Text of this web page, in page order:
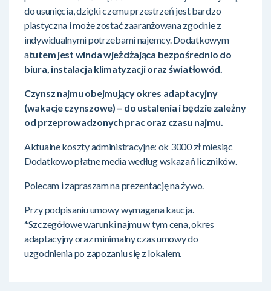
do usunięcia, dzięki czemu przestrzeń jest bardzo
plastyczna i może zostać zaaranżowana zgodnie z
indywidualnymi potrzebami najemcy. Dodatkowym
atutem jest winda wjeżdżająca bezpośrednio do
biura, instalacja klimatyzacji oraz światłowód.
Czynsz najmu obejmujący okres adaptacyjny
(wakacje czynszowe) – do ustalenia i będzie zależny
od przeprowadzonych prac oraz czasu najmu.
Aktualne koszty administracyjne: ok 3000 zł miesiąc
Dodatkowo płatne media według wskazań liczników.
Polecam i zapraszam na prezentację na żywo.
Przy podpisaniu umowy wymagana kaucja.
*Szczegółowe warunki najmu w tym cena, okres
adaptacyjny oraz minimalny czas umowy do
uzgodnienia po zapozaniu się z lokalem.